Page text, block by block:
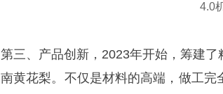
4.0
第三、产品创新，2023年开始，筹建
南黄花梨。不仅是材料的高端，做工完